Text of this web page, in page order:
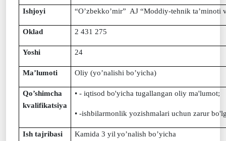
Ishjoyi “O’zbekko’mir” AJ “Moddiy-tehnik
Oklad 2 431 275
Yoshi 24
Ma’lumoti Oliy (yo’nalishi bo’yicha)
Qo’shimcha
kvalifikatsiya
• - iqtisod bo'yicha tugallangan oliy ma'lumot;
• -ishbilarmonlik yozishmalari uchun zarur
Ish tajribasi
Kamida 3 yil yo’nalish bo’yicha